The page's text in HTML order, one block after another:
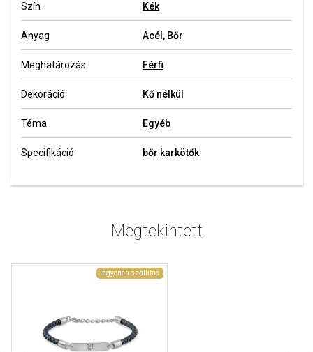
Szín Kék
Anyag Acél, Bőr
Meghatározás Férfi
Dekoráció Kő nélkül
Téma Egyéb
Specifikáció bőr karkötők
Megtekintett
Ingyenes szállítás